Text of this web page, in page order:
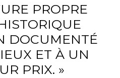
PROPRE
DOCUMENTÉ
ET À UN
PRIX. »